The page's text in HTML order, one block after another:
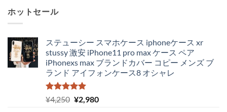
ホットセール
ステューシー スマホケース iphoneケース xr
stussy 激安 iPhone11 pro max ケース ペア
iPhonexs max ブランドカバー コピー メンズ ブ
ランド アイフォンケース8 オシャレ
5段階中
5.00
の評価
¥4,250 元
¥2,980現